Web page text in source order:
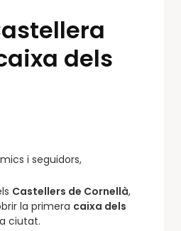
dels
i seguidors,
Castellers de Cornellà,
la primera caixa dels
ciutat.